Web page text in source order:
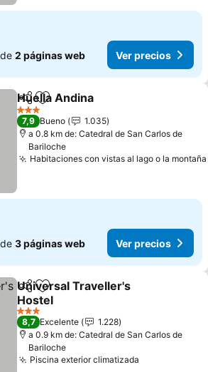
2 páginas web Ver precios
CompartirAñadir a favoritos
Huella Andina
3 Estrellas
7,9 Bueno
1.035
a 0.8 km de: Catedral de San Carlos de
Bariloche
Habitaciones con vistas al lago o la montaña
3 páginas web Ver precios
CompartirAñadir a favoritos
Universal Traveller's
Hostel
Ver precios
3 Estrellas
8,7 Excelente
1.228
a 0.9 km de: Catedral de San Carlos de
Bariloche
Piscina exterior climatizada